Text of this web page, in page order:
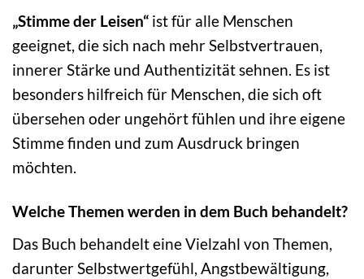
„Stimme der Leisen“ ist für alle Menschen
geeignet, die sich nach mehr Selbstvertrauen,
innerer Stärke und Authentizität sehnen. Es ist
besonders hilfreich für Menschen, die sich oft
übersehen oder ungehört fühlen und ihre eigene
Stimme finden und zum Ausdruck bringen
möchten.
Welche Themen werden in dem Buch behandelt?
Das Buch behandelt eine Vielzahl von Themen,
darunter Selbstwertgefühl, Angstbewältigung,